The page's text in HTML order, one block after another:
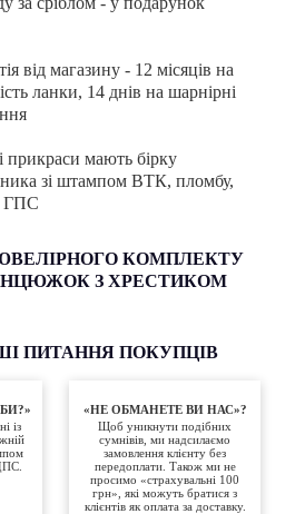
від магазину - 12 місяців на
ланки, 14 днів на шарнірні
прикраси мають бірку
зі штампом ВТК, пломбу,
ГПС
КОМПЛЕКТУ
З ХРЕСТИКОМ
ПИТАННЯ ПОКУПЦІВ
із
«НЕ ОБМАНЕТЕ ВИ НАС»?
Щоб уникнути подібних
сумнівів, ми надсилаємо
замовлення клієнту без
передоплати. Також ми не
просимо «страхувальні 100
грн», які можуть братися з
клієнтів як оплата за доставку.